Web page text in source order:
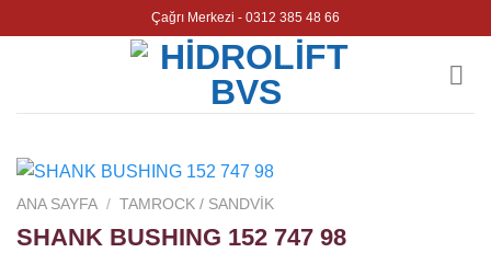
to
Çağrı Merkezi - 0312 385 48 66
ANA SAYFA / TAMROCK / SANDVIK
SHANK BUSHING 152 747 98